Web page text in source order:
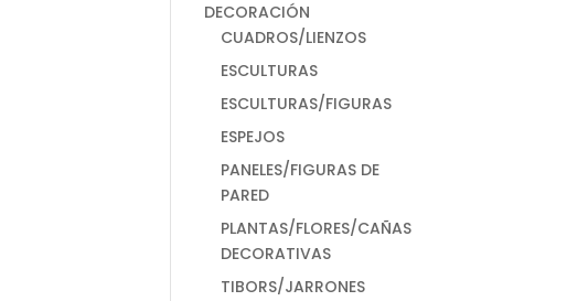
DECORACIÓN
CUADROS/LIENZOS
ESCULTURAS
ESCULTURAS/FIGURAS
ESPEJOS
PANELES/FIGURAS DE
PARED
PLANTAS/FLORES/CAÑAS
DECORATIVAS
TIBORS/JARRONES